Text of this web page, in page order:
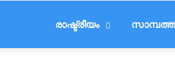
രാഷ്ട്രീയം